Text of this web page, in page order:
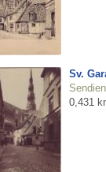
Sv.
0,431